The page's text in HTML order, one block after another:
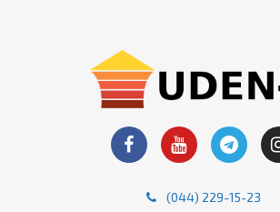
(044) 229-15-23